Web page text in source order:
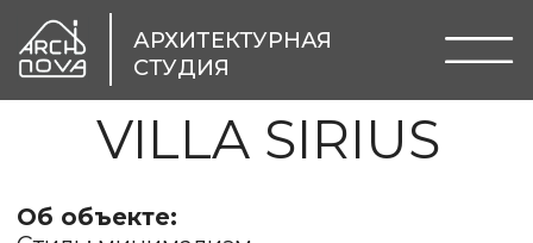
АРХИТЕКТУРНАЯ
СТУДИЯ
Об объекте:
Год: 2021
VILLA SIRIUS